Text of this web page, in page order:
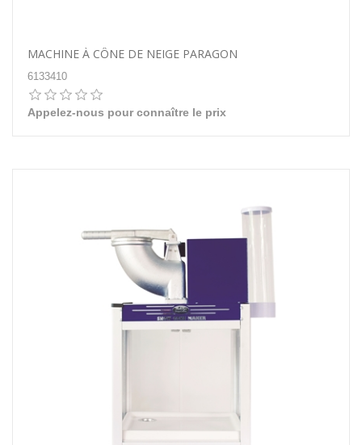
MACHINE À CÔNE DE NEIGE PARAGON
6133410
Appelez-nous pour connaître le prix